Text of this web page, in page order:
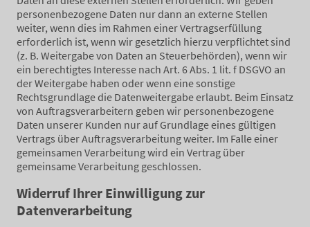
personenbezogene Daten nur dann an externe Stellen
weiter, wenn dies im Rahmen einer Vertragserfüllung
erforderlich ist, wenn wir gesetzlich hierzu verpflichtet sind
(z. B. Weitergabe von Daten an Steuerbehörden), wenn wir
ein berechtigtes Interesse nach Art. 6 Abs. 1 lit. f DSGVO an
der Weitergabe haben oder wenn eine sonstige
Rechtsgrundlage die Datenweitergabe erlaubt. Beim Einsatz
von Auftragsverarbeitern geben wir personenbezogene
Daten unserer Kunden nur auf Grundlage eines gültigen
Vertrags über Auftragsverarbeitung weiter. Im Falle einer
gemeinsamen Verarbeitung wird ein Vertrag über
gemeinsame Verarbeitung geschlossen.
Widerruf Ihrer Einwilligung zur
Datenverarbeitung